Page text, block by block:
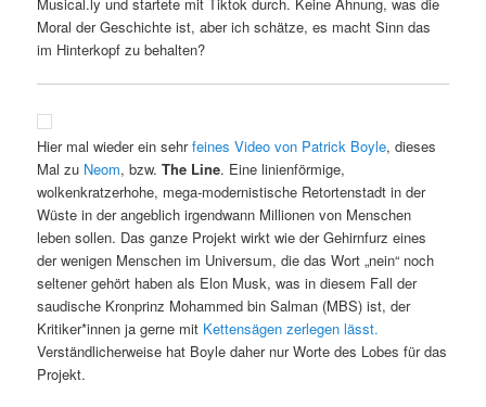
Moral der Geschichte ist, aber ich schätze, es macht Sinn das
im Hinterkopf zu behalten?
Hier mal wieder ein sehrfeines Video von Patrick Boyle, dieses
Mal zu Neom, bzw.The Line. Eine linienförmige,
wolkenkratzerhohe, mega-modernistische Retortenstadt in der
Wüste in der angeblich irgendwann Millionen von Menschen
leben sollen. Das ganze Projekt wirkt wie der Gehirnfurz eines
der wenigen Menschen im Universum, die das Wort „nein“ noch
seltener gehört haben als Elon Musk, was in diesem Fall der
saudische Kronprinz Mohammed bin Salman (MBS) ist, der
Kritiker*innen ja gerne mit Kettensägen zerlegen lässt.
Verständlicherweise hat Boyle daher nur Worte des Lobes für das
Projekt.